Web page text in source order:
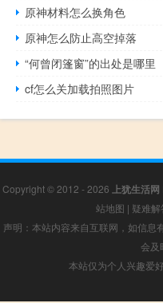
原神材料怎么换角色
原神怎么防止高空掉落
“何曾闭篷窗”的出处是哪里
cf怎么关加载拍照图片
Copyright © 2012 - 2026 上犹生活网
站地图 | 疑难解
声明：本站内容来自互联网，如信
会及
本站仅为个人兴趣爱